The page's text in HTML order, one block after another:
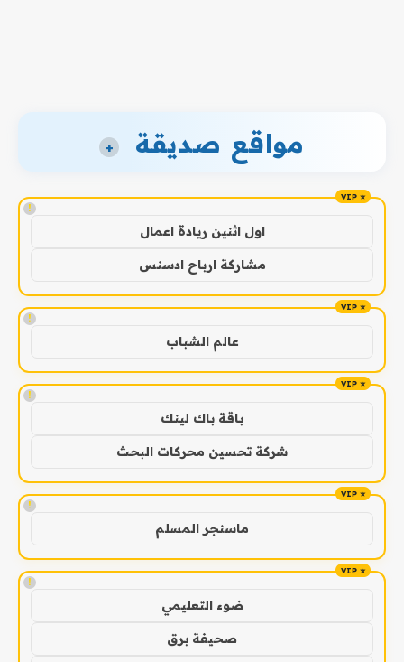
مواقع صديقة +
!
اول اثنين ريادة اعمال
مشاركة ارباح ادسنس
!
عالم الشباب
!
باقة باك لينك
شركة تحسين محركات البحث
!
ماسنجر المسلم
!
ضوء التعليمي
صحيفة برق